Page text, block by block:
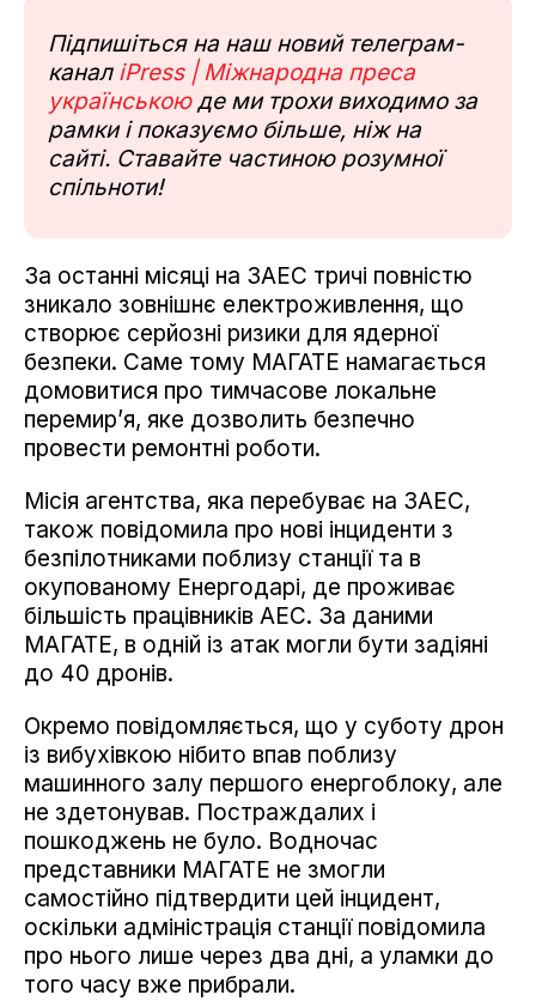
Підпишіться на наш новий телеграм-
канал iPress | Міжнародна преса
українськоюде ми трохи виходимо за
рамки і показуємо більше, ніж на
сайті. Ставайте частиною розумної
спільноти!
За останні місяці на ЗАЕС тричі повністю
зникало зовнішнє електроживлення, що
створює серйозні ризики для ядерної
безпеки. Саме тому МАГАТЕ намагається
домовитися про тимчасове локальне
перемир’я, яке дозволить безпечно
провести ремонтні роботи.
Місія агентства, яка перебуває на ЗАЕС,
також повідомила про нові інциденти з
безпілотниками поблизу станції та в
окупованому Енергодарі, де проживає
більшість працівників АЕС. За даними
МАГАТЕ, в одній із атак могли бути задіяні
до 40 дронів.
Окремо повідомляється, що у суботу дрон
із вибухівкою нібито впав поблизу
машинного залу першого енергоблоку, але
не здетонував. Постраждалих і
пошкоджень не було. Водночас
представники МАГАТЕ не змогли
самостійно підтвердити цей інцидент,
оскільки адміністрація станції повідомила
про нього лише через два дні, а уламки до
того часу вже прибрали.